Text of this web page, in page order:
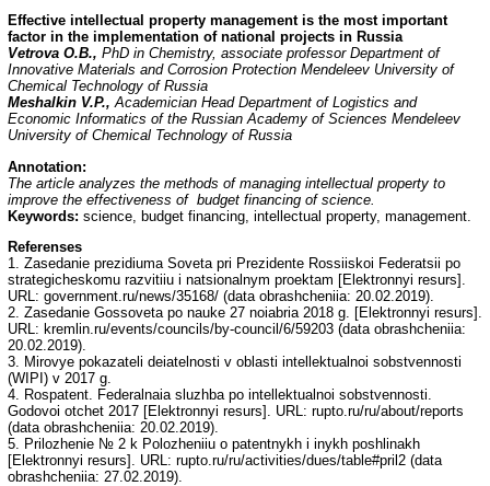
Effective intellectual property management is the most important
factor in the implementation of national projects in Russia
Vetrova O.B., PhD in Chemistry, associate professor Department of
Innovative Materials and Corrosion Protection Mendeleev University of
Chemical Technology of Russia
Meshalkin V.P.,Academician Head Department of Logistics and
Economic Informatics of the Russian Academy of Sciences Mendeleev
University of Chemical Technology of Russia
Annotation:
The article analyzes the methods of managing intellectual property to
improve the effectiveness of budget financing of science.
Keywords: science, budget financing, intellectual property, management.
Referenses
1. Zasedanie prezidiuma Soveta pri Prezidente Rossiiskoi Federatsii po
strategicheskomu razvitiiu i natsionalnym proektam [Elektronnyi resurs].
URL: government.ru/news/35168/ (data obrashcheniia: 20.02.2019).
2. Zasedanie Gossoveta po nauke 27 noiabria 2018 g. [Elektronnyi resurs].
URL: kremlin.ru/events/councils/by-council/6/59203 (data obrashcheniia:
20.02.2019).
3. Mirovye pokazateli deiatelnosti v oblasti intellektualnoi sobstvennosti
(WIPI) v 2017 g.
4. Rospatent. Federalnaia sluzhba po intellektualnoi sobstvennosti.
Godovoi otchet 2017 [Elektronnyi resurs]. URL: rupto.ru/ru/about/reports
(data obrashcheniia: 20.02.2019).
5. Prilozhenie № 2 k Polozheniiu o patentnykh i inykh poshlinakh
[Elektronnyi resurs]. URL: rupto.ru/ru/activities/dues/table#pril2 (data
obrashcheniia: 27.02.2019).